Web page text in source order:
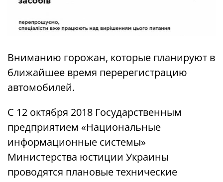
Вниманию горожан, которые планируют в
ближайшее время перерегистрацию
автомобилей.
С 12 октября 2018 Государственным
предприятием «Национальные
информационные системы»
Министерства юстиции Украины
проводятся плановые технические